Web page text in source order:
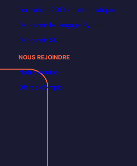
Formation POEI en informatique
Découvrir le langage Python
Découvrir SQL
NOUS REJOINDRE
Notre équipe
Offres d’emploi